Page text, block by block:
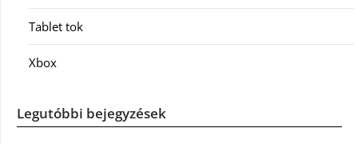
Tablet tok
Xbox
Legutóbbi bejegyzések